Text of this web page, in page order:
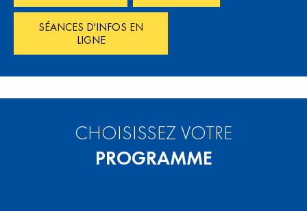
SÉANCES D'INFOS EN
LIGNE
CHOISISSEZ VOTRE
PROGRAMME